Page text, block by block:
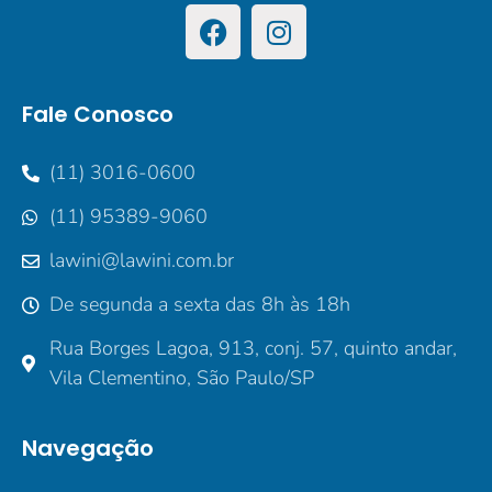
Fale Conosco
(11) 3016-0600
(11) 95389-9060
lawini@lawini.com.br
De segunda a sexta das 8h às 18h
Rua Borges Lagoa, 913, conj. 57, quinto andar,
Vila Clementino, São Paulo/SP
Navegação